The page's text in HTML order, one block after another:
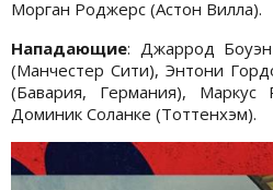
Морган Роджерс (Астон Вилла).
Нападающие: Джаррод
(Манчестер Сити), Энтони
(Бавария, Германия),
Доминик Соланке (Тоттенхэм).